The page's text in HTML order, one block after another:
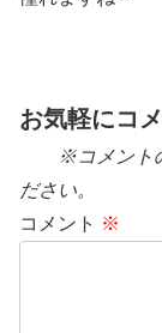
お気軽にコ
※コメントの
ださい。
コメント ※